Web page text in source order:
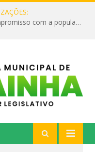
Um símbolo do mandato e do compromisso com a população